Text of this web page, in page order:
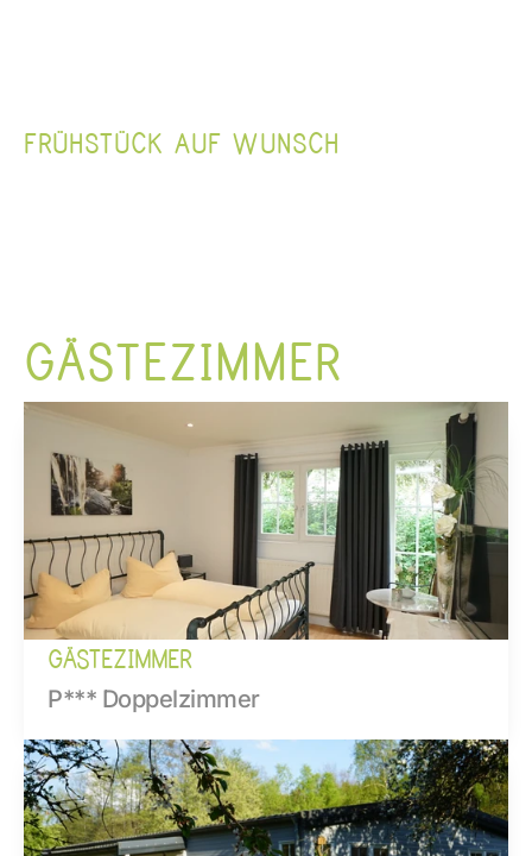
FRÜHSTÜCK AUF WUNSCH
GÄSTEZIMMER
GÄSTEZIMMER
P*** Doppelzimmer